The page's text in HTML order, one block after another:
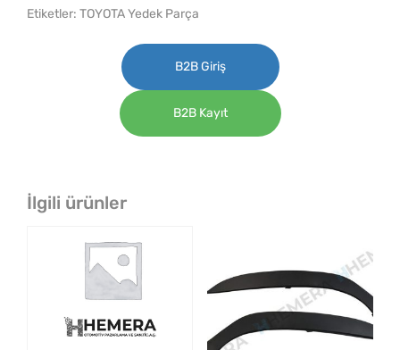
Etiketler: TOYOTA Yedek Parça
B2B Giriş
B2B Kayıt
İlgili ürünler